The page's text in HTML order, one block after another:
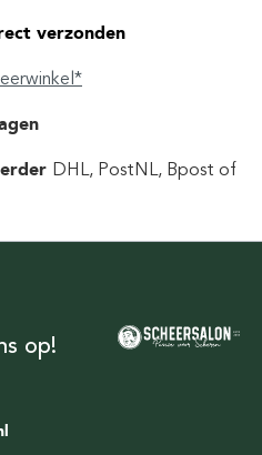
verzonden
DHL, PostNL, Bpost of
op!